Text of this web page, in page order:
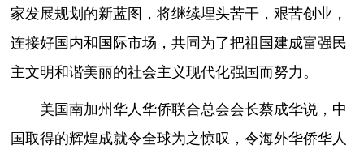
家发展规划的新蓝图，将继续埋头苦干，艰苦创业，
连接好国内和国际市场，共同为了把祖国建成富强民
主文明和谐美丽的社会主义现代化强国而努力。
美国南加州华人华侨联合总会会长蔡成华说，中
国取得的辉煌成就令全球为之惊叹，令海外华侨华人